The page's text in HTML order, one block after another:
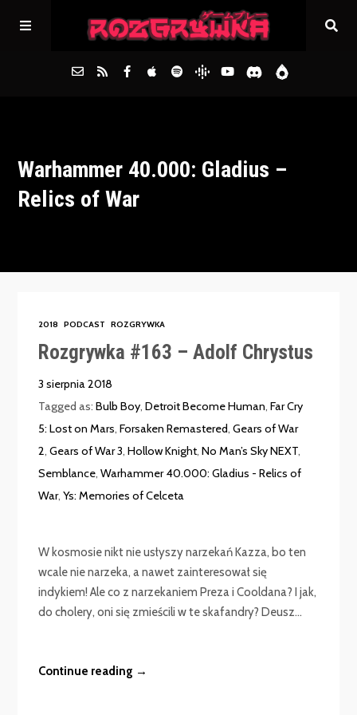
Archiwum
Kontakt
Warhammer 40.000: Gladius –
Relics of War
2018 PODCAST ROZGRYWKA
Rozgrywka #163 – Adolf Chrystus
3 sierpnia 2018
Tagged as:Bulb Boy,Detroit Become Human,Far Cry
5: Lost on Mars,Forsaken Remastered,Gears of War
2,Gears of War 3,Hollow Knight,No Man’s Sky NEXT,
Semblance,Warhammer 40.000: Gladius - Relics of
War,Ys: Memories of Celceta
W kosmosie nikt nie usłyszy narzekań Kazza, bo ten
wcale nie narzeka, a nawet zainteresował się
indykiem! Ale co z narzekaniem Preza i Cooldana? I jak,
do cholery, oni się zmieścili w te skafandry? Deusz...
Continue reading →